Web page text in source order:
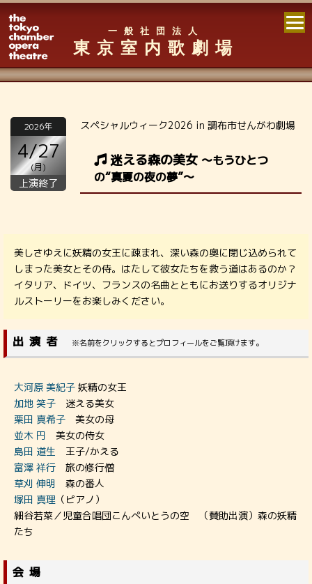
一般社団法人
東京室内歌劇場
2026年
4/27
(月)
上演終了
スペシャルウィーク2026 in 調布市せんがわ劇場
迷える森の美女 ～もうひとつ
の“真夏の夜の夢”～
美しさゆえに妖精の女王に疎まれ、深い森の奥に閉じ込められて
しまった美女とその侍。はたして彼女たちを救う道はあるのか？
イタリア、ドイツ、フランスの名曲とともにお送りするオリジナ
ルストーリーをお楽しみください。
出演者 ※名前をクリックするとプロフィールをご覧頂けます。
大河原 美紀子 妖精の女王
加地 笑子 迷える美女
栗田 真希子 美女の母
並木 円
美女の侍女
島田 道生 王子/かえる
富澤 祥行 旅の修行僧
草刈 伸明
森の番人
塚田 真理 （ピアノ）
細谷若菜／児童合唱団こんぺいとうの空 （賛助出演）森の妖精
たち
会場